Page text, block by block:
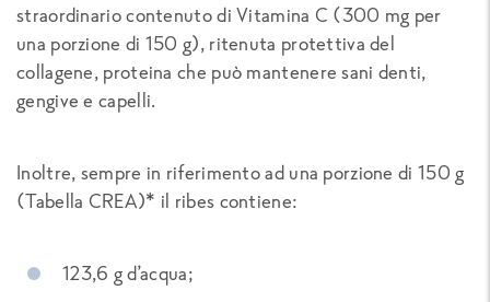
straordinario contenuto di Vitamina C (300 mg per
una porzione di 150 g), ritenuta protettiva del
collagene, proteina che può mantenere sani denti,
gengive e capelli.
Inoltre, sempre in riferimento ad una porzione di 150 g
(Tabella CREA)* il ribes contiene:
123,6 g d’acqua;